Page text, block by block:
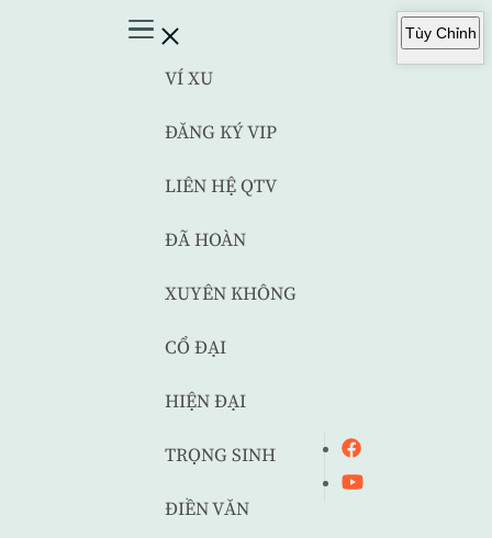
VÍ XU
ĐĂNG KÝ VIP
LIÊN HỆ QTV
ĐÃ HOÀN
XUYÊN KHÔNG
CỔ ĐẠI
HIỆN ĐẠI
TRỌNG SINH
ĐIỀN VĂN
Tùy Chỉnh